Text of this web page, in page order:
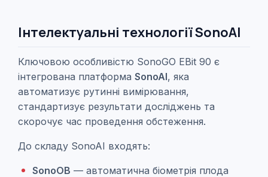
Інтелектуальні технології SonoAI
Ключовою особливістю SonoGO EBit 90 є
інтегрована платформа SonoAI, яка
автоматизує рутинні вимірювання,
стандартизує результати досліджень та
скорочує час проведення обстеження.
До складу SonoAI входять:
SonoOB — автоматична біометрія плода